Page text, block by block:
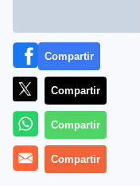
Compartir
Compartir
Compartir
Compartir